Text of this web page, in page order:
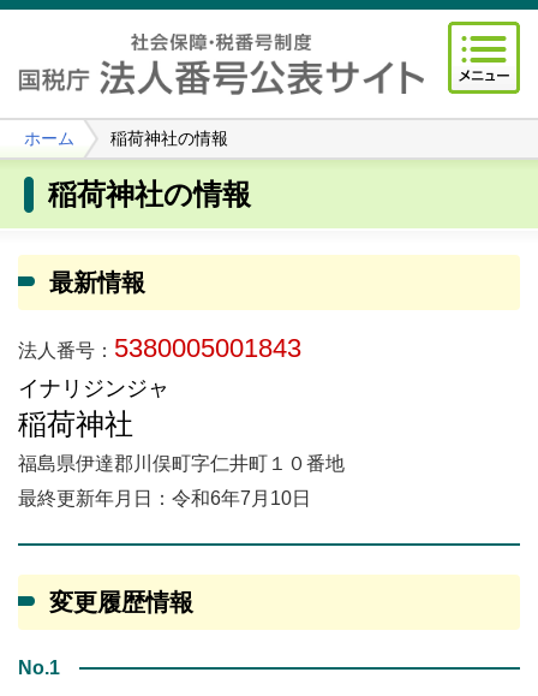
ホーム 稲荷神社の情報
稲荷神社の情報
最新情報
法人番号： 5380005001843
イナリジンジャ
稲荷神社
福島県伊達郡川俣町字仁井町１０番地
最終更新年月日：令和6年7月10日
変更履歴情報
No.1